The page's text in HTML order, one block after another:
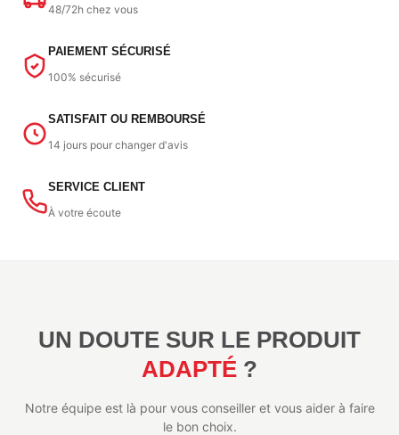
48/72h chez vous
PAIEMENT SÉCURISÉ
100% sécurisé
SATISFAIT OU REMBOURSÉ
14 jours pour changer d'avis
SERVICE CLIENT
À votre écoute
UN DOUTE SUR LE PRODUIT
ADAPTÉ ?
Notre équipe est là pour vous conseiller et vous aider à faire
le bon choix.